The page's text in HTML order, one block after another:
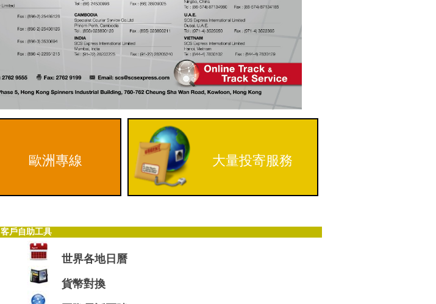
歐洲專線 大量投寄服務
客戶自助工具
世界各地日曆
貨幣對換